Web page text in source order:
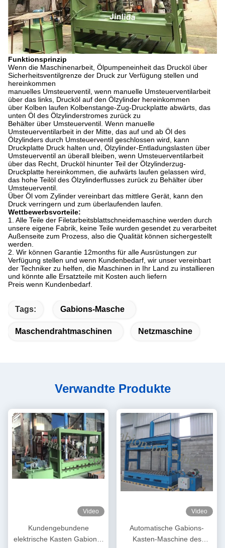
Funktionsprinzip
Wenn die Maschinenarbeit, Ölpumpeneinheit das Drucköl über
Sicherheitsventilgrenze der Druck zur Verfügung stellen und
hereinkommen
manuelles Umsteuerventil, wenn manuelle Umsteuerventilarbeit
über das links, Drucköl auf den Ölzylinder hereinkommen
über Kolben laufen Kolbenstange-Zug-Druckplatte abwärts, das
unten Öl des Ölzylinderstromes zurück zu
Behälter über Umsteuerventil. Wenn manuelle
Umsteuerventilarbeit in der Mitte, das auf und ab Öl des
Ölzylinders durch Umsteuerventil geschlossen wird , kann
Druckplatte Druck halten und, Ölzylinder-Entladungslasten über
Umsteuerventil an überall bleiben, wenn Umsteuerventilarbeit
über das Recht, Drucköl hinunter Teil der Ölzylinderzug-
Druckplatte hereinkommen, die aufwärts laufen gelassen wird,
das hohe Teilöl des Ölzylinderflusses zurück zu Behälter über
Umsteuerventil.
Über Öl vom Zylinder vereinbart das mittlere Gerät, kann den
Druck verringern und zum überlaufenden laufen.
Wettbewerbsvorteile:
1. Alle Teile der Filetarbeitsblattschneidemaschine werden durch
unsere eigene Fabrik, keine Teile wurden gesendet zu verarbeitet
Außenseite zum Prozess, also die Qualität können sichergestellt
werden.
2. Wir können Garantie 12months für alle Ausrüstungen zur
Verfügung stellen und wenn Kundenbedarf, wir unser vereinbart
der Techniker zu helfen, die Maschinen in Ihr Land zu installieren
und könnte alle Ersatzteile mit Kosten auch liefern
Preis wenn Kundenbedarf.
Tags: Gabions-Masche
Maschendrahtmaschinen Netzmaschine
Verwandte Produkte
Video
Kundengebundene
elektrische Kasten Gabions-
Video
Automatische Gabions-
Kasten-Maschine des